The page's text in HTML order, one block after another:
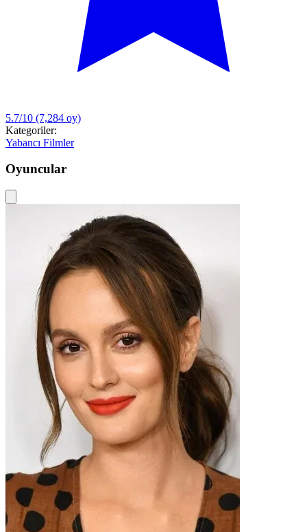
5.7/10 (7,284 oy)
Kategoriler:
Yabancı Filmler
Oyuncular